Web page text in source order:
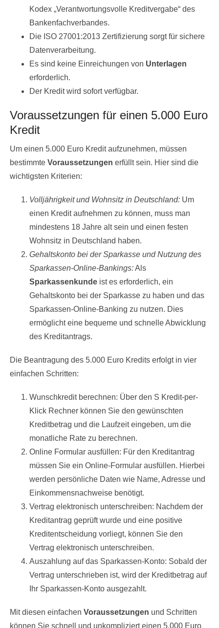
Kodex „Verantwortungsvolle Kreditvergabe“ des
Bankenfachverbandes.
Die ISO 27001:2013 Zertifizierung sorgt für sichere
Datenverarbeitung.
Es sind keine Einreichungen von Unterlagen
erforderlich.
Der Kredit wird sofort verfügbar.
Voraussetzungen für einen 5.000 Euro
Kredit
Um einen 5.000 Euro Kredit aufzunehmen, müssen
bestimmte Voraussetzungen erfüllt sein. Hier sind die
wichtigsten Kriterien:
Volljährigkeit und Wohnsitz in Deutschland: Um
einen Kredit aufnehmen zu können, muss man
mindestens 18 Jahre alt sein und einen festen
Wohnsitz in Deutschland haben.
Gehaltskonto bei der Sparkasse und Nutzung des
Sparkassen-Online-Bankings:Als
Sparkassenkunde ist es erforderlich, ein
Gehaltskonto bei der Sparkasse zu haben und das
Sparkassen-Online-Banking zu nutzen. Dies
ermöglicht eine bequeme und schnelle Abwicklung
des Kreditantrags.
Die Beantragung des 5.000 Euro Kredits erfolgt in vier
einfachen Schritten:
Wunschkredit berechnen: Über den S Kredit-per-
Klick Rechner können Sie den gewünschten
Kreditbetrag und die Laufzeit eingeben, um die
monatliche Rate zu berechnen.
Online Formular ausfüllen: Für den Kreditantrag
müssen Sie ein Online-Formular ausfüllen. Hierbei
werden persönliche Daten wie Name, Adresse und
Einkommensnachweise benötigt.
Vertrag elektronisch unterschreiben: Nachdem der
Kreditantrag geprüft wurde und eine positive
Kreditentscheidung vorliegt, können Sie den
Vertrag elektronisch unterschreiben.
Auszahlung auf das Sparkassen-Konto: Sobald der
Vertrag unterschrieben ist, wird der Kreditbetrag auf
Ihr Sparkassen-Konto ausgezahlt.
Mit diesen einfachen Voraussetzungen und Schritten
können Sie schnell und unkompliziert einen 5.000 Euro